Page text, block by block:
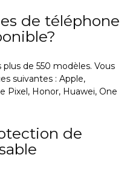
de téléphone
de 550 modèles. Vous
suivantes : Apple,
Pixel, Honor, Huawei, One
de